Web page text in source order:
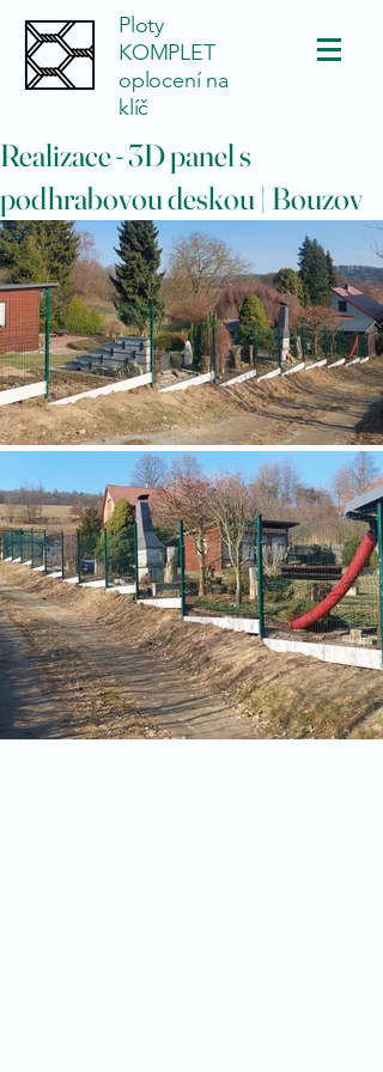
Ploty
KOMPLET
oplocení na
klíč
Realizace - 3D panel s
podhrabovou deskou | Bouzov